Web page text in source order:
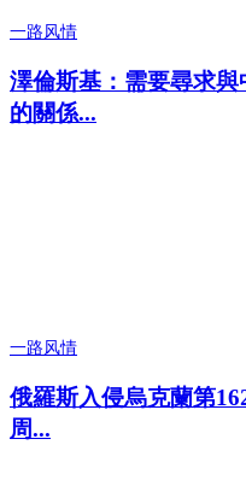
一路风情
澤倫斯基：需要尋求
的關係...
一路风情
俄羅斯入侵烏克蘭第
周...